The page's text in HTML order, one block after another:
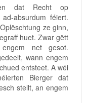
dat Recht op
absurdum féiert.
ze ginn,
huet. Zwar gëtt
net gesot.
wann engem
entsteet. A wéi
Bierger dat
stellt, an engem